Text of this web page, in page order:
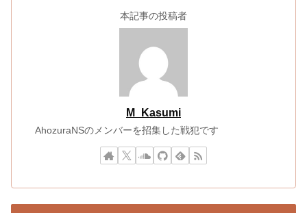
本記事の投稿者
M_Kasumi
AhozuraNSのメンバーを招集した戦犯です